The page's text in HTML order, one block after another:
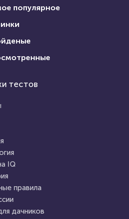
223997
вампир
тестов
IQ
правила
дачников
популярное